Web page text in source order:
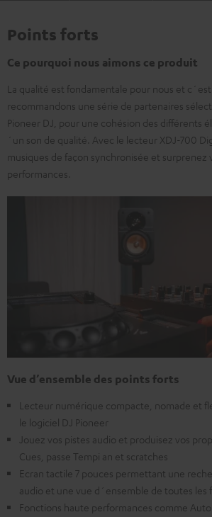
Points forts
Ce pourquoi nous aimons ce produit
La qualité est fondamentale pour nous et
recommandons une série de partenaires
Pioneer DJ, pour une cohésion des différents
´un son de qualité. Avec le lecteur XDJ-700
musiques de façon synchronisée et surprenez
performances.
Vue d’ensemble des points forts
Lecteur numérique compacte, nomade et
le logiciel DJ Pioneer
Jouez vos pistes audio et produisez vos
Cues, passe Tempi an et scratches
Ecran tactile 7 pouces permettant une
audio et une vue d´ensemble de toutes les
Fonctions haute performances comme